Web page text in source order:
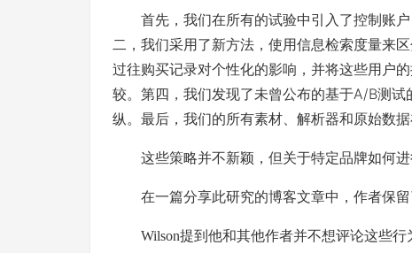
首先，我们在所有的试验中引入了控制账户
二，我们采用了新方法，使用信息检索度量来
过往购买记录对个性化的影响，并将这些用户
较。第四，我们发现了未曾公布的基于A/B测
纵。最后，我们的所有素材、解析器和原始数据
这些策略并不新颖，但关于特定品牌如何进
在一篇分享此研究的博客文章中，作者保留
Wilson提到他和其他作者并不想评论这些